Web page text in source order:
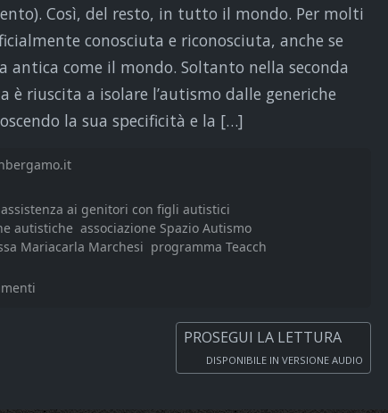
Così, del resto, in tutto il mondo. Per molti
conosciuta e riconosciuta, anche se
antica come il mondo. Soltanto nella seconda
è riuscita a isolare l’autismo dalle generiche
la sua specificità e la […]
assistenza ai genitori con figli autistici
autistiche associazione Spazio Autismo
Mariacarla Marchesi programma Teacch
PROSEGUI LA LETTURA
DISPONIBILE IN VERSIONE AUDIO